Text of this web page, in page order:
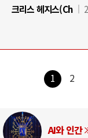
크리스 헤지스(Ch
1 2
AI와 인간